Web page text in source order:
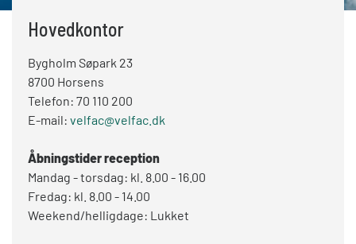
Hovedkontor
Bygholm Søpark 23
8700 Horsens
Telefon: 70 110 200
E-mail: velfac@velfac.dk
Åbningstider reception
Mandag - torsdag: kl. 8.00 - 16.00
Fredag: kl. 8.00 - 14.00
Weekend/helligdage: Lukket